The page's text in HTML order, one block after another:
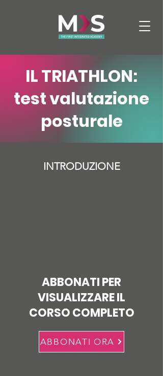
IL TRIATHLON:
test valutazione
posturale
INTRODUZIONE
ABBONATI PER
VISUALIZZARE IL
CORSO COMPLETO
ABBONATI ORA